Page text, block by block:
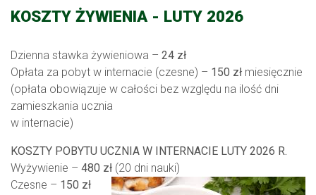
KOSZTY ŻYWIENIA - LUTY 2026
Dzienna stawka żywieniowa – 24 zł
Opłata za pobyt w internacie (czesne) – 150 zł miesięcznie
(opłata obowiązuje w całości bez względu na ilość dni
zamieszkania ucznia
w internacie)
KOSZTY POBYTU UCZNIA W INTERNACIE LUTY 2026 R.
Wyżywienie – 480 zł (20 dni nauki)
Czesne – 150 zł